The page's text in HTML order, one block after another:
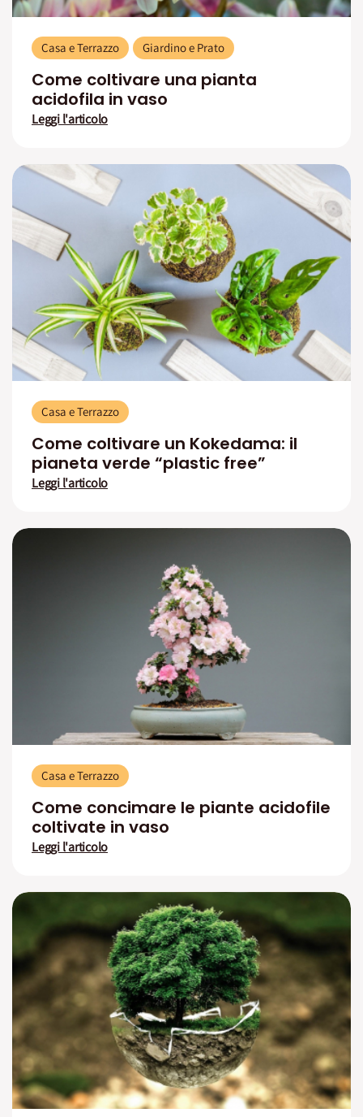
Casa e Terrazzo Giardino e Prato
Come coltivare una pianta
acidofila in vaso
Leggi l'articolo
Casa e Terrazzo
Come coltivare un Kokedama: il
pianeta verde “plastic free”
Leggi l'articolo
Casa e Terrazzo
Come concimare le piante acidofile
coltivate in vaso
Leggi l'articolo